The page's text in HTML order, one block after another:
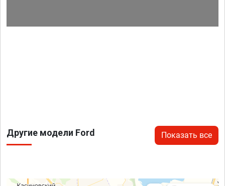
Другие модели Ford Показать все